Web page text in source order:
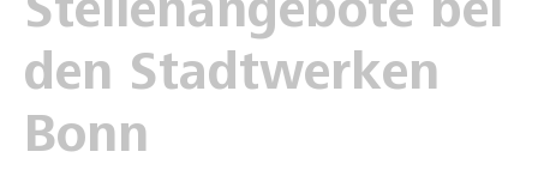
Gewerblich-technische Ausbildung
Deine Zukunft im Video
Spannende Berufe im Video
den Stadtwerken
Bonn